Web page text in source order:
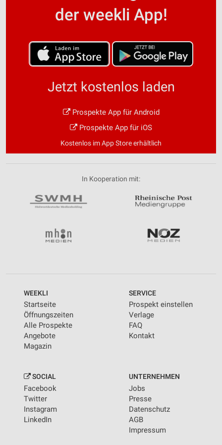
der weekli App!
Jetzt kostenlos laden
Prospekte App für Android
Prospekte App für iOS
Kostenlos im App Store erhältlich
In Kooperation mit:
WEEKLI
Startseite
Öffnungszeiten
Alle Prospekte
Angebote
Magazin
SERVICE
Prospekt einstellen
Verlage
FAQ
Kontakt
SOCIAL
Facebook
Twitter
Instagram
LinkedIn
UNTERNEHMEN
Jobs
Presse
Datenschutz
AGB
Impressum
Verwendung genauer Standortdaten
Geräte anhand von aktiv angeforderten
Nicht-IAB-Verarbeitungszwecke:
Notwendig
Performance